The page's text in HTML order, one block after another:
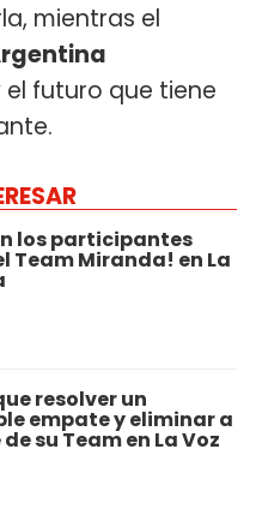
mientras el
futuro que tiene
los participantes
Team Miranda! en La
resolver un
empate y eliminar a
su Team en La Voz